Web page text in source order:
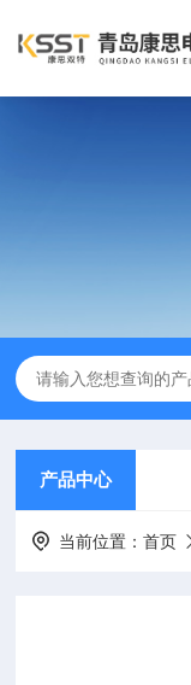
产品中心
当前位置：首页